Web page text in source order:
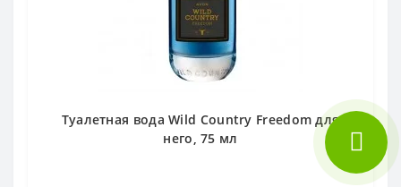
Туалетная вода Wild Country Freedom для
него, 75 мл